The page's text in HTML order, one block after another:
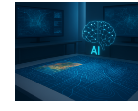
CONTATTI